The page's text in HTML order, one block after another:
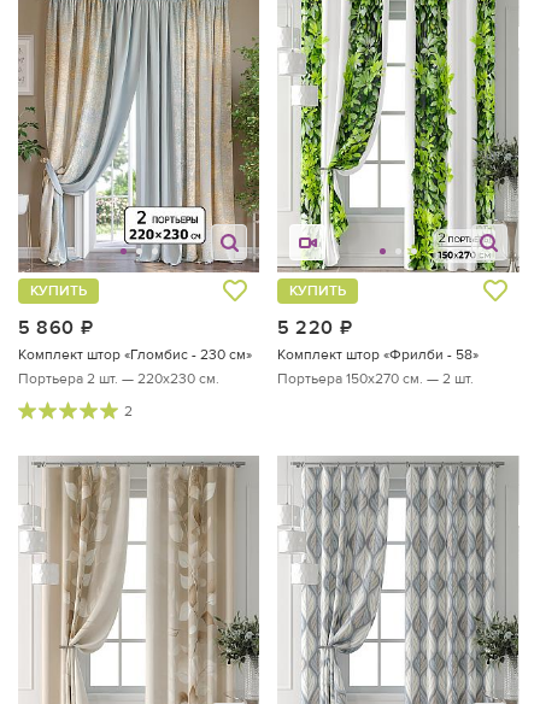
5 860
КУПИТЬ
Комплект штор «Гломбис - 230 см»
Портьера 2 шт. — 220х230 см.
2
5 220
КУПИТЬ
Комплект штор «Фрилби - 58»
Портьера 150х270 см. — 2 шт.